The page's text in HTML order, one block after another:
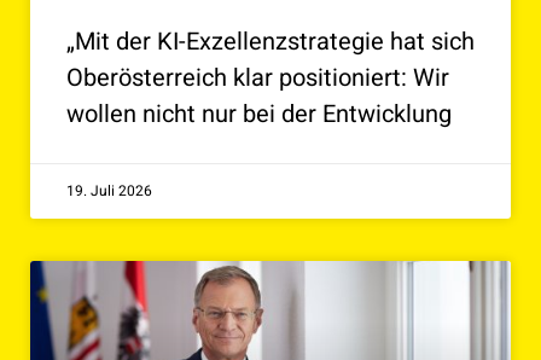
„Mit der KI-Exzellenzstrategie hat sich
Oberösterreich klar positioniert: Wir
wollen nicht nur bei der Entwicklung
19. Juli 2026